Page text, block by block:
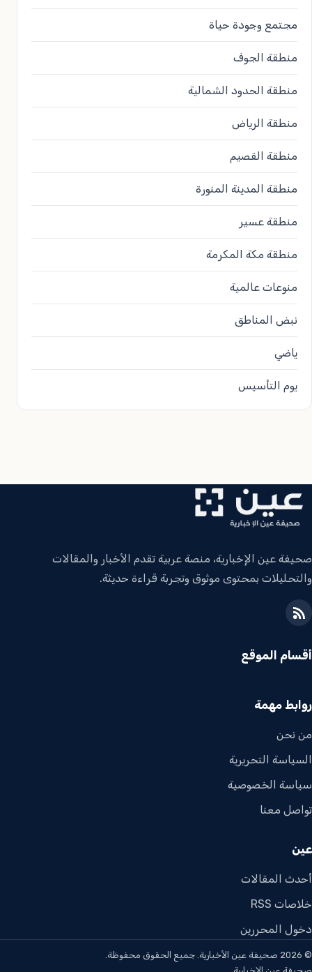
مجتمع وجودة حياة
منطقة الجوف
منطقة الحدود الشمالية
منطقة الرياض
منطقة القصيم
منطقة المدينة المنورة
منطقة عسير
منطقة مكة المكرمة
منوعات عالمية
نبض المناطق
ياضي
يوم التأسيس
صحيفة عين الإخبارية، منصة عربية تقدم الأخبار والمقالات
والتحليلات بمحتوى موثوق وتجربة قراءة حديثة.
أقسام الموقع
روابط مهمة
من نحن
السياسة التحريرية
سياسة الخصوصية
تواصل معنا
عين
أحدث المقالات
خلاصات RSS
دخول المحررين
© 2026 صحيفة عين الأخبارية. جميع الحقوق محفوظة.